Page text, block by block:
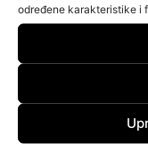
određene karakteristike i